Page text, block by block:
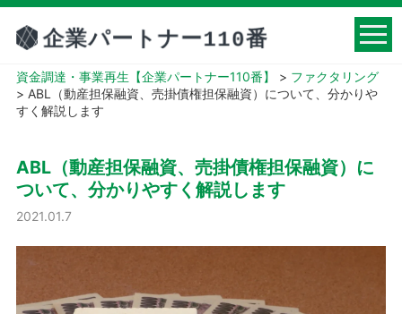
資金調達・事業再生【企業パートナー110番】 > ファクタリング
> ABL（動産担保融資、売掛債権担保融資）について、分かりや
すく解説します
ABL（動産担保融資、売掛債権担保融資）に
ついて、分かりやすく解説します
2021.01.7